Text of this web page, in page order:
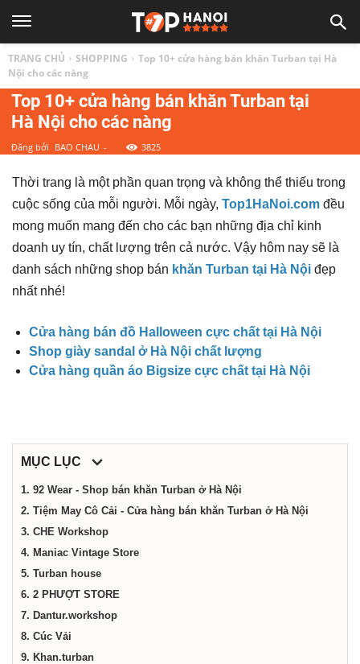
1
HÀ
Top
điểm,
ty,
dịch
vụ
tại
TRANG CHỦ SHOPPING
Top 10+ cửa hàng bán khăn Turban tại Hà
Nội cho các nàng
Top 10+ cửa hàng bán khăn Turban tại
Hà Nội cho các nàng
Đăng bởi BAO CHAU - 3825
Thời trang là một phần quan trọng và không thể thiếu trong
cuộc sống của mỗi người. Mỗi ngày, Top1HaNoi.com đều
mong muốn mang đến cho các bạn những địa chỉ kinh
doanh uy tín, chất lượng trên cả nước. Vậy hôm nay sẽ là
danh sách những shop bán khăn Turban tại Hà Nội đẹp
nhất nhé!
Cửa hàng bán đồ Halloween cực chất tại Hà Nội
Shop giày sandal ở Hà Nội chất lượng
Cửa hàng quần áo Bigsize cực chất tại Hà Nội
MỤC LỤC
1. 92 Wear - Shop bán khăn Turban ở Hà Nội
2. Tiệm May Cô Cải - Cửa hàng bán khăn Turban ở Hà Nội
3. CHE Workshop
4. Maniac Vintage Store
5. Turban house
6. 2 PHƯỢT STORE
7. Dantur.workshop
8. Cúc Vải
9. Khan.turban